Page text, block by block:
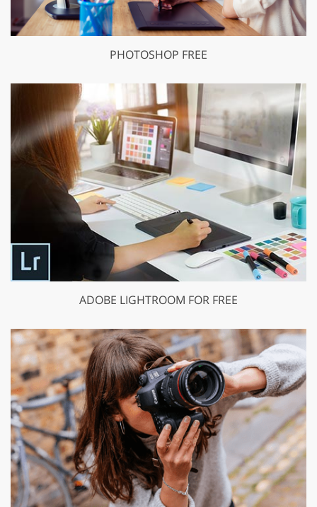
PHOTOSHOP FREE
ADOBE LIGHTROOM FOR FREE